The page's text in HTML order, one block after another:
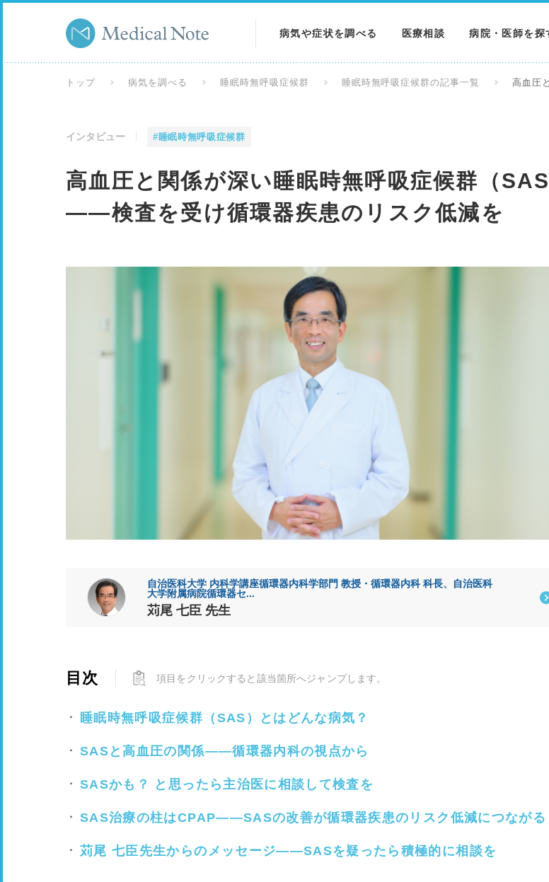
病気や症状を調べる 医療相談 病院・医師を探
トップ 病気を調べる 睡眠時無呼吸症候群 睡眠時無呼吸症候群の記事一覧 高血圧
インタビュー #睡眠時無呼吸症候群
高血圧と関係が深い睡眠時無呼吸症候群（SAS
――検査を受け循環器疾患のリスク低減を
自治医科大学 内科学講座循環器内科学部門 教授・循環器内科 科長、自治医科
大学附属病院循環器セ...
苅尾 七臣 先生
目次 項目をクリックすると該当箇所へジャンプします。
睡眠時無呼吸症候群（SAS）とはどんな病気？
SASと高血圧の関係――循環器内科の視点から
SASかも？ と思ったら主治医に相談して検査を
SAS治療の柱はCPAP――SASの改善が循環器疾患のリスク低減につながる
苅尾 七臣先生からのメッセージ――SASを疑ったら積極的に相談を